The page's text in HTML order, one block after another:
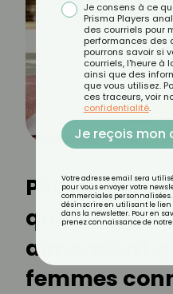
Pilates et
que les
aimeraient
femmes
Je consens à ce
Prisma Players
des courriels pour
performances des
pourrons savoir si
courriels, l'heure à
ainsi que des
que vous utilisez.
ces traceurs, voir
confidentialité.
Je reçois mon
Votre adresse email sera
pour vous envoyer votre
commerciales
désinscrire en utilisant le lien
dans la newsletter. Pour en
prenez connaissance de notre